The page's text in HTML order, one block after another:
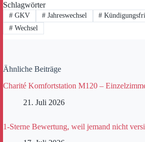
Schlagwörter
#GKV #Jahreswechsel #
#Wechsel
Ähnliche Beiträge
Charité Komfortstation M120 –
21. Juli 2026
1-Sterne Bewertung, weil jemand nicht